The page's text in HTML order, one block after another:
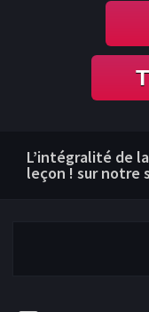
L’intégralité de
leçon ! sur notre